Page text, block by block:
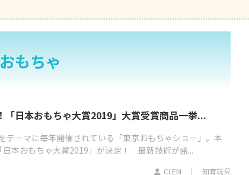
おもちゃ
「日本おもちゃ大賞2019」大賞受賞商品一挙...
テーマに毎年開催されている「東京おもちゃショー」。本
本おもちゃ大賞2019」が決定！ 最新技術が盛...
CLEM 知育玩具